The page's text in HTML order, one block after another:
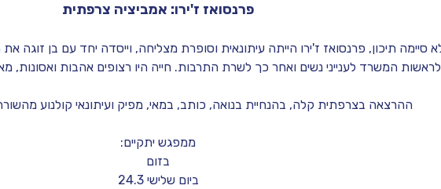
פרנסואז ז'ירו: אמביציה צרפתית
לראשות המשרד לענייני נשים ואחר כך לשרת התרבות. חייה היו רצופים אהבות ואסונות,
ההרצאה בצרפתית קלה, בהנחיית בנואה, כותב, במאי, מפיק ועיתונאי קולנוע
ממפגש יתקיים:
בזום
ביום שלישי 24.3